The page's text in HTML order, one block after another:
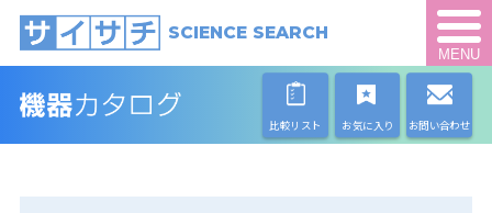
SCIENCE SEARCH
MENU
比較リスト お気に入り お問い合わせ